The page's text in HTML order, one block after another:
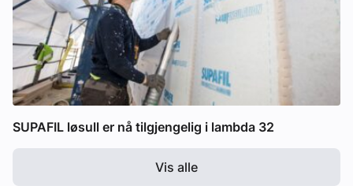
SUPAFIL løsull er nå tilgjengelig i lambda 32
Vis alle